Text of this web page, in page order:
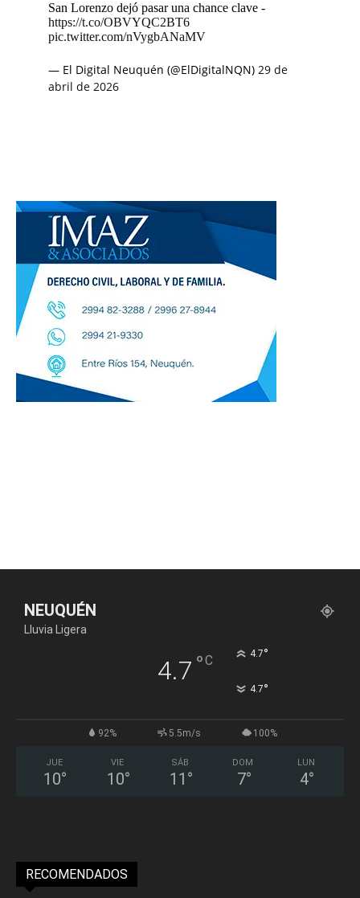
San Lorenzo dejó pasar una chance clave -
https://t.co/OBVYQC2BT6
pic.twitter.com/nVygbANaMV
— El Digital Neuquén (@ElDigitalNQN) 29 de
abril de 2026
NEUQUÉN
Lluvia Ligera
4.7 °C 4.7°
4.7°
92% 5.5m/s 100%
JUE
10°
VIE
10°
SÁB
11 °
DOM
7°
LUN
4°
RECOMENDADOS